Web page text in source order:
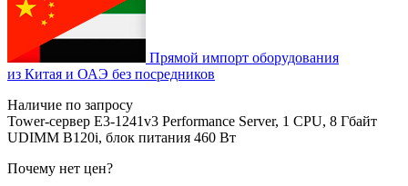
Прямой импорт оборудования
из Китая и ОАЭ без посредников
Наличие по запросу
Tower-сервер E3-1241v3 Performance Server, 1 CPU, 8 Гбайт
UDIMM B120i, блок питания 460 Вт
Почему нет цен?